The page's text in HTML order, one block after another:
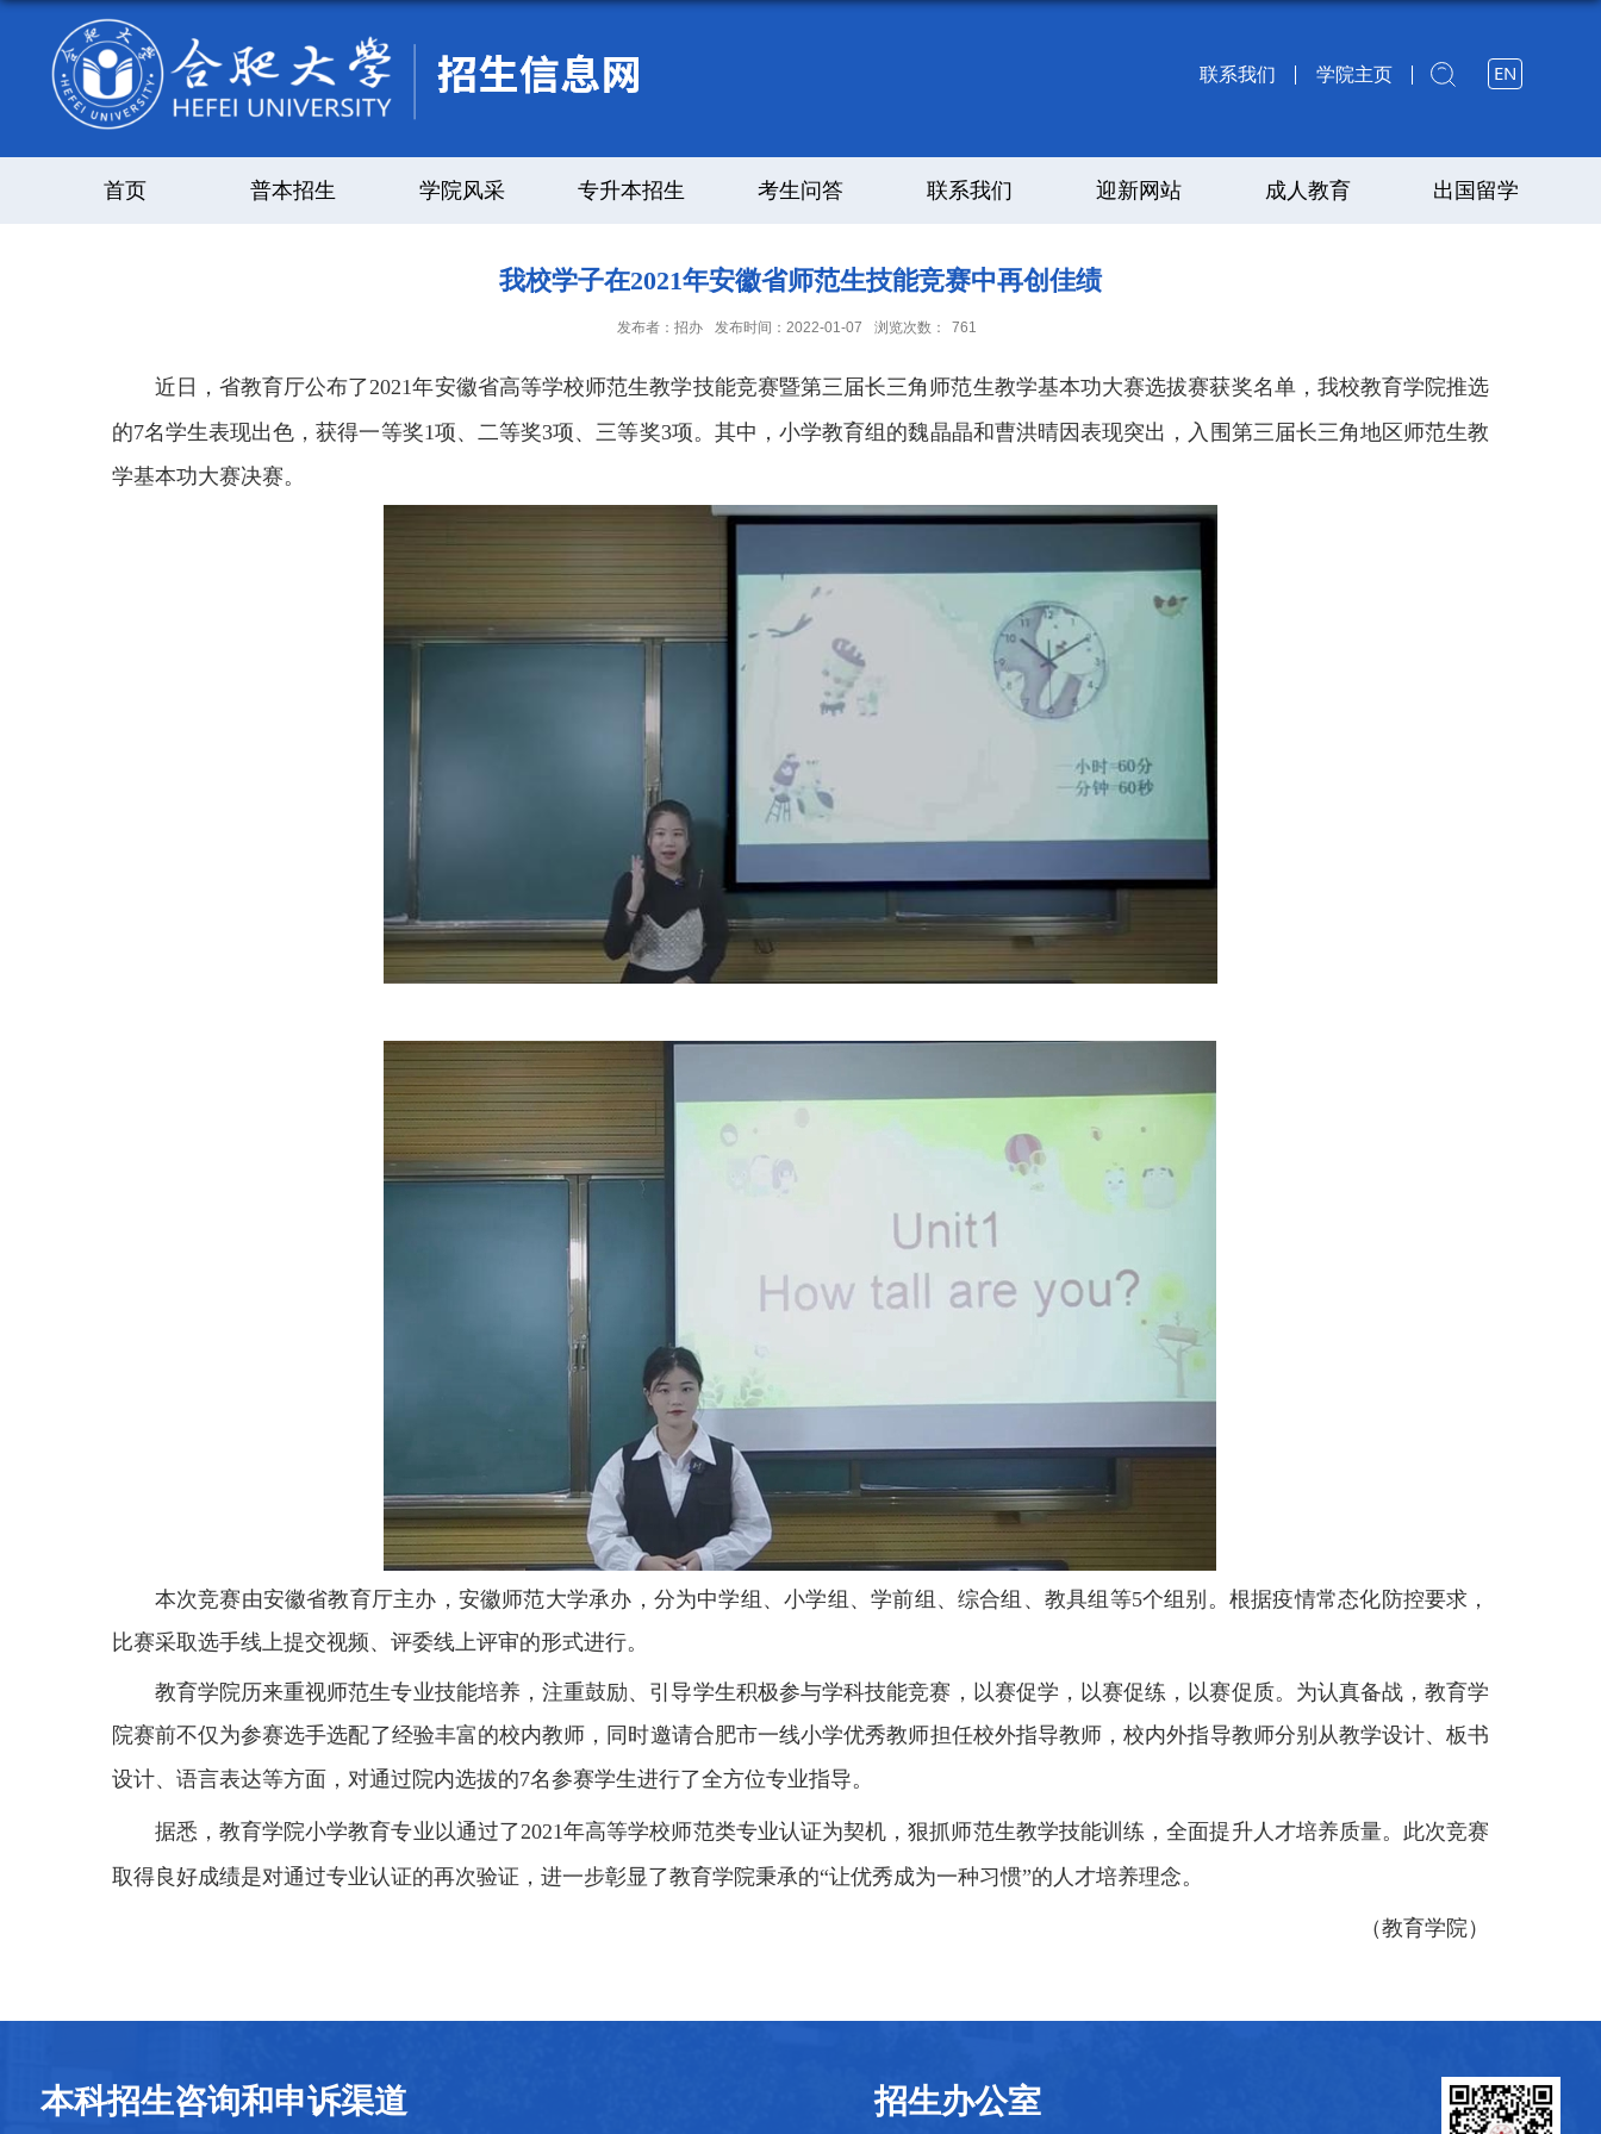
联系我们 学院主页
首页 普本招生 学院风采 专升本招生 考生问答 联系我们 迎新网站 成人教育 出国留学
我校学子在2021年安徽省师范生技能竞赛中再创佳绩
发布者：招办 发布时间：2022-01-07 浏览次数： 761
近日，省教育厅公布了2021年安徽省高等学校师范生教学技能竞赛暨第三届长三角师范生教学基本功大赛选拔赛获奖名单，我校教育学院推选
的7名学生表现出色，获得一等奖1项、二等奖3项、三等奖3项。其中，小学教育组的魏晶晶和曹洪晴因表现突出，入围 第三届长三角地区师范生教
学基本功大赛决赛。
本次竞赛由安徽省教育厅主办，安徽师范大学承办，分为中学组、小学组、学前组、综合组、教具组等5个组别。根据疫情常态化防控要求，
比赛采取选手线上提交视频、 评委线上评审的形式进行。
教育学院历来重视师范生专业技能培养，注重鼓励、引导学生积极参与学科技能竞赛，以赛促学，以赛促练，以赛促质。 为认真备战，教育学
院赛前不仅为参赛选手选配了经验丰富的校内教师，同时邀请合肥市一线小学优秀教师担任校外指导教师，校内外指导教师分别从教学设计、板书
设计、语言表达等方面，对通过院内选拔的7名参赛学生进行了全方位专业指导。
据悉，教育学院小学教育专业以通过了2021年高等学校师范类专业认证为契机，狠抓师范生教学技能训练，全面提升人才培养质量。 此次竞赛
取得良好成绩是对通过专业认证的再次验证，进一步彰显了教育学院秉承的“让优秀成为一种习惯”的人才培养理念。
（教育学院）
本科招生咨询和申诉渠道 招生办公室